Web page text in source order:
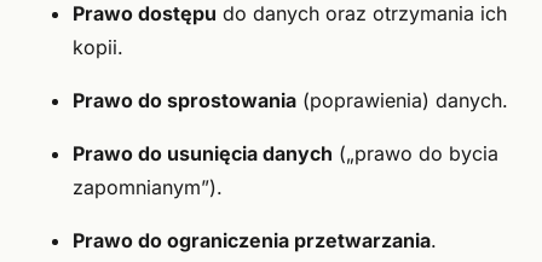
Prawo dostępu do danych oraz otrzymania ich
kopii.
Prawo do sprostowania (poprawienia) danych.
Prawo do usunięcia danych („prawo do bycia
zapomnianym”).
Prawo do ograniczenia przetwarzania.